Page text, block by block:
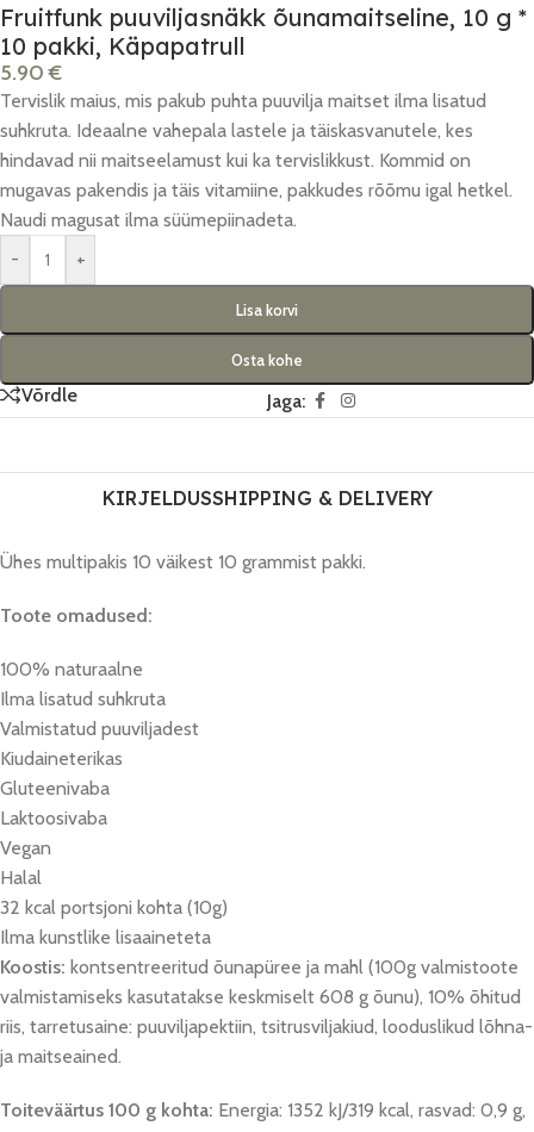
Fruitfunk puuviljasnäkk õunamaitseline, 10 g *
10 pakki, Käpapatrull
5.90€
Tervislik maius, mis pakub puhta puuvilja maitset ilma lisatud
suhkruta. Ideaalne vahepala lastele ja täiskasvanutele, kes
hindavad nii maitseelamust kui ka tervislikkust. Kommid on
mugavas pakendis ja täis vitamiine, pakkudes rõõmu igal hetkel.
Naudi magusat ilma süümepiinadeta.
-
+
Lisa korvi
Osta kohe
Võrdle Jaga:
KIRJELDUSSHIPPING & DELIVERY
Ühes multipakis 10 väikest 10 grammist pakki.
Toote omadused:
100% naturaalne
Ilma lisatud suhkruta
Valmistatud puuviljadest
Kiudaineterikas
Gluteenivaba
Laktoosivaba
Vegan
Halal
32 kcal portsjoni kohta (10g)
Ilma kunstlike lisaaineteta
Koostis: kontsentreeritud õunapüree ja mahl (100g valmistoote
valmistamiseks kasutatakse keskmiselt 608 g õunu), 10% õhitud
riis, tarretusaine: puuviljapektiin, tsitrusviljakiud, looduslikud lõhna-
ja maitseained.
Toiteväärtus 100 g kohta: Energia: 1352 kJ/319 kcal, rasvad: 0,9 g,